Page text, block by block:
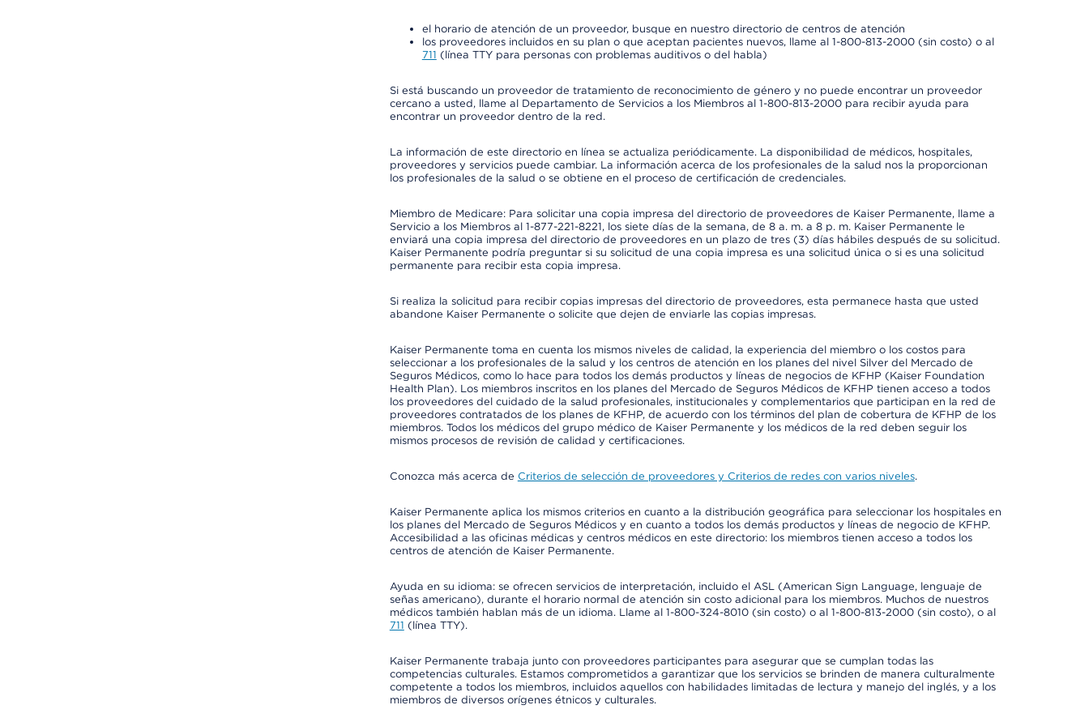
el horario de atención de un proveedor, busque en nuestro directorio de centros de atención
los proveedores incluidos en su plan o que aceptan pacientes nuevos, llame al 1-800-813-2000 (sin costo) o al
711 (línea TTY para personas con problemas auditivos o del habla)
Si está buscando un proveedor de tratamiento de reconocimiento de género y no puede encontrar un proveedor
cercano a usted, llame al Departamento de Servicios a los Miembros al 1-800-813-2000 para recibir ayuda para
encontrar un proveedor dentro de la red.
La información de este directorio en línea se actualiza periódicamente. La disponibilidad de médicos, hospitales,
proveedores y servicios puede cambiar. La información acerca de los profesionales de la salud nos la proporcionan
los profesionales de la salud o se obtiene en el proceso de certificación de credenciales.
Miembro de Medicare: Para solicitar una copia impresa del directorio de proveedores de Kaiser Permanente, llame a
Servicio a los Miembros al 1-877-221-8221, los siete días de la semana, de 8 a. m. a 8 p. m. Kaiser Permanente le
enviará una copia impresa del directorio de proveedores en un plazo de tres (3) días hábiles después de su solicitud.
Kaiser Permanente podría preguntar si su solicitud de una copia impresa es una solicitud única o si es una solicitud
permanente para recibir esta copia impresa.
Si realiza la solicitud para recibir copias impresas del directorio de proveedores, esta permanece hasta que usted
abandone Kaiser Permanente o solicite que dejen de enviarle las copias impresas.
Kaiser Permanente toma en cuenta los mismos niveles de calidad, la experiencia del miembro o los costos para
seleccionar a los profesionales de la salud y los centros de atención en los planes del nivel Silver del Mercado de
Seguros Médicos, como lo hace para todos los demás productos y líneas de negocios de KFHP (Kaiser Foundation
Health Plan). Los miembros inscritos en los planes del Mercado de Seguros Médicos de KFHP tienen acceso a todos
los proveedores del cuidado de la salud profesionales, institucionales y complementarios que participan en la red de
proveedores contratados de los planes de KFHP, de acuerdo con los términos del plan de cobertura de KFHP de los
miembros. Todos los médicos del grupo médico de Kaiser Permanente y los médicos de la red deben seguir los
mismos procesos de revisión de calidad y certificaciones.
Conozca más acerca de Criterios de selección de proveedores y Criterios de redes con varios niveles.
Kaiser Permanente aplica los mismos criterios en cuanto a la distribución geográfica para seleccionar los hospitales en
los planes del Mercado de Seguros Médicos y en cuanto a todos los demás productos y líneas de negocio de KFHP.
Accesibilidad a las oficinas médicas y centros médicos en este directorio: los miembros tienen acceso a todos los
centros de atención de Kaiser Permanente.
Ayuda en su idioma: se ofrecen servicios de interpretación, incluido el ASL (American Sign Language, lenguaje de
señas americano), durante el horario normal de atención sin costo adicional para los miembros. Muchos de nuestros
médicos también hablan más de un idioma. Llame al 1-800-324-8010 (sin costo) o al 1-800-813-2000 (sin costo), o al
711 (línea TTY).
Kaiser Permanente trabaja junto con proveedores participantes para asegurar que se cumplan todas las
competencias culturales. Estamos comprometidos a garantizar que los servicios se brinden de manera culturalmente
competente a todos los miembros, incluidos aquellos con habilidades limitadas de lectura y manejo del inglés, y a los
miembros de diversos orígenes étnicos y culturales.